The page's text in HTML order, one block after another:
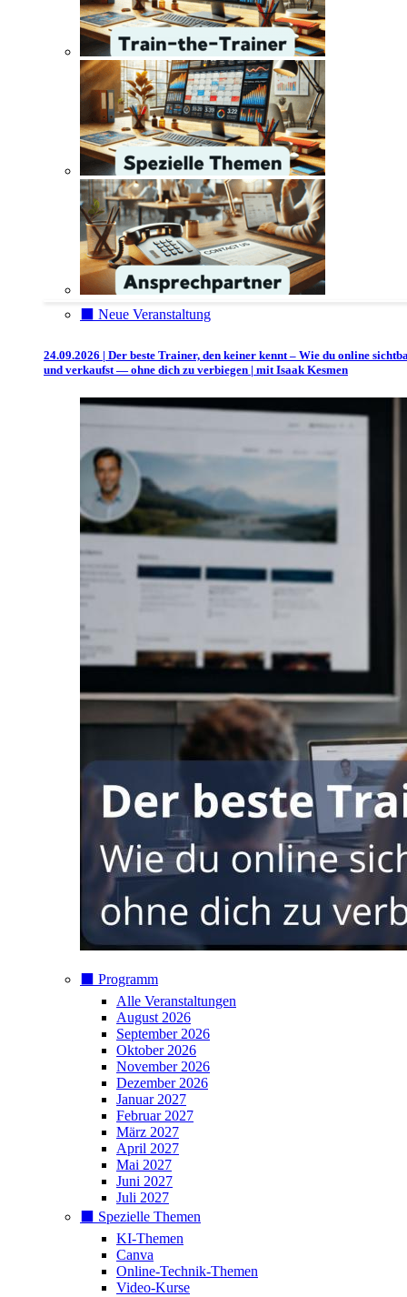
⬛️ Neue Veranstaltung
24.09.2026 | Der beste Trainer, den keiner kennt – Wie du online
und verkaufst — ohne dich zu verbiegen | mit Isaak Kesmen
⬛️ Programm
Alle Veranstaltungen
August 2026
September 2026
Oktober 2026
November 2026
Dezember 2026
Januar 2027
Februar 2027
März 2027
April 2027
Mai 2027
Juni 2027
Juli 2027
⬛️ Spezielle Themen
KI-Themen
Canva
Online-Technik-Themen
Video-Kurse